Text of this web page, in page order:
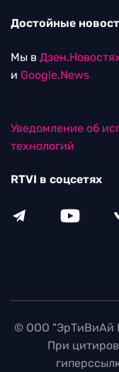
Достойные
Мы в
и Google.News
Уведомление об
технологий
RTVI в соцсетях
© ООО "ЭрТиВиАй
При